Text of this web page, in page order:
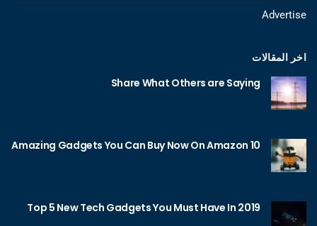
Advertise
اخر المقالات
Share What Others are Saying
10 Amazing Gadgets You Can Buy Now On Amazon
Top 5 New Tech Gadgets You Must Have In 2019